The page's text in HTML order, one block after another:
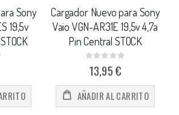
Sony
19,5v
Cargador Nuevo para Sony
Vaio VGN-AR31E 19,5v 4,7a
Pin Central STOCK
Rating:
0%13,95 €
AÑADIR AL CARRITO